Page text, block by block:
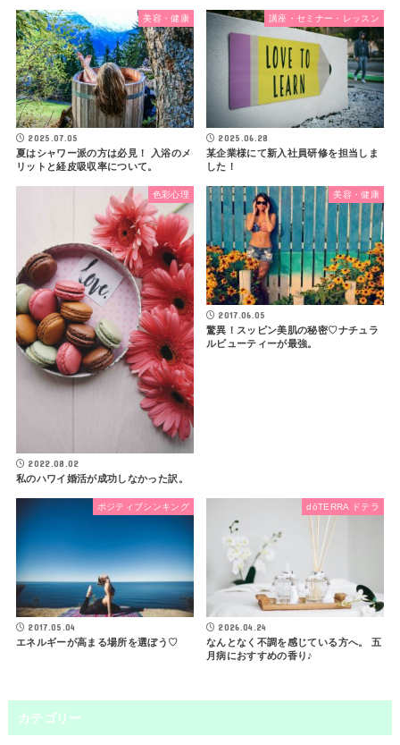
美容・健康
2025.07.05
夏はシャワー派の方は必見！ 入浴のメ
リットと経皮吸収率について。
講座・セミナー・レッスン
2025.06.28
某企業様にて新入社員研修を担当しま
した！
色彩心理
2022.08.02
私のハワイ婚活が成功しなかった訳。
美容・健康
2017.06.05
驚異！スッピン美肌の秘密♡ナチュラ
ルビューティーが最強。
ポジティブシンキング
2017.05.04
エネルギーが高まる場所を選ぼう♡
dōTERRA ドテラ
2026.04.24
なんとなく不調を感じている方へ。 五
月病におすすめの香り♪
カテゴリー